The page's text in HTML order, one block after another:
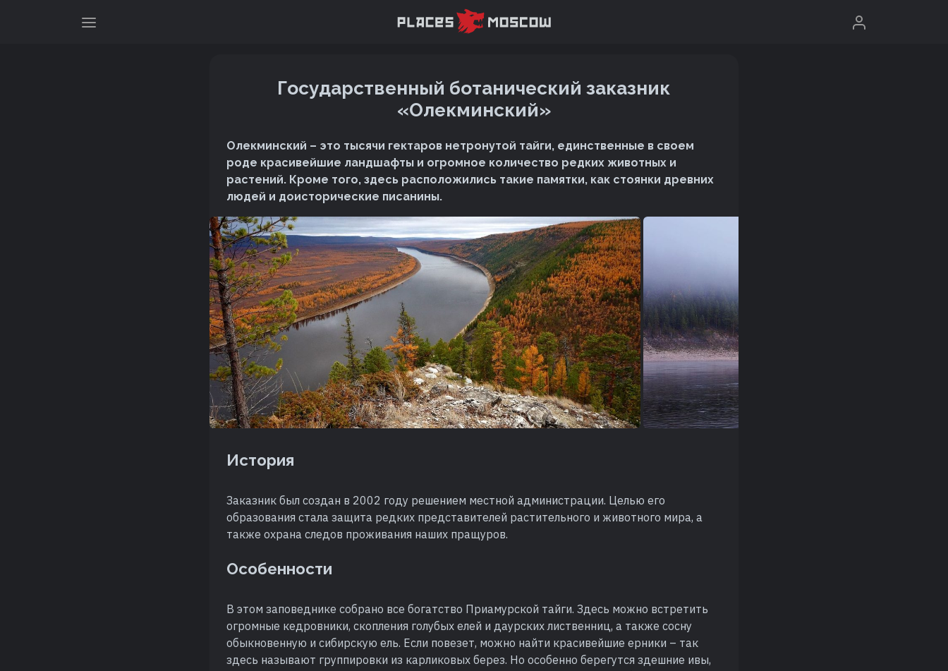
Государственный ботанический заказник
«Олекминский»
Олекминский – это тысячи гектаров нетронутой тайги, единственные в своем
роде красивейшие ландшафты и огромное количество редких животных и
растений. Кроме того, здесь расположились такие памятки, как стоянки древних
людей и доисторические писанины.
История
Заказник был создан в 2002 году решением местной администрации. Целью его
образования стала защита редких представителей растительного и животного мира, а
также охрана следов проживания наших пращуров.
Особенности
В этом заповеднике собрано все богатство Приамурской тайги. Здесь можно встретить
огромные кедровники, скопления голубых елей и даурских лиственниц, а также сосну
обыкновенную и сибирскую ель. Если повезет, можно найти красивейшие ерники – так
здесь называют группировки из карликовых берез. Но особенно берегутся здешние ивы,